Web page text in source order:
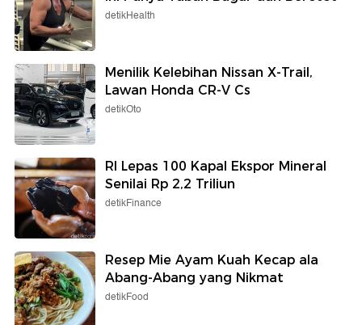
detikHealth
Menilik Kelebihan Nissan X-Trail,
Lawan Honda CR-V Cs
detikOto
RI Lepas 100 Kapal Ekspor Mineral
Senilai Rp 2,2 Triliun
detikFinance
Resep Mie Ayam Kuah Kecap ala
Abang-Abang yang Nikmat
detikFood